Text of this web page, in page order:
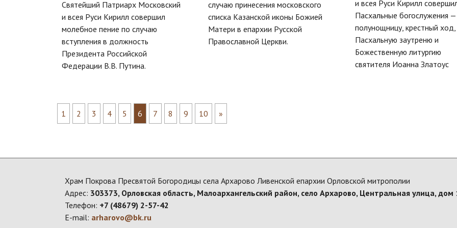
Святейший Патриарх Московский
и всея Руси Кирилл совершил
молебное пение по случаю
вступления в должность
Президента Российской
Федерации В.В. Путина.
случаю принесения московского
списка Казанской иконы Божией
Матери в епархии Русской
Православной Церкви.
и всея Руси Кирилл
Пасхальные богослужения —
полунощницу, крестный ход,
Пасхальную заутреню и
Божественную литургию
святителя Иоанна Златоус
1 2 3 4 5 6 7 8 9 10 »
Храм Покрова Пресвятой Богородицы села Архарово Ливенской епархии Орловской митрополии
Адрес: 303373, Орловская область, Малоархангельский район, село Архарово, Центральная улица, дом
Телефон: +7 (48679) 2-57-42
E-mail: arharovo@bk.ru